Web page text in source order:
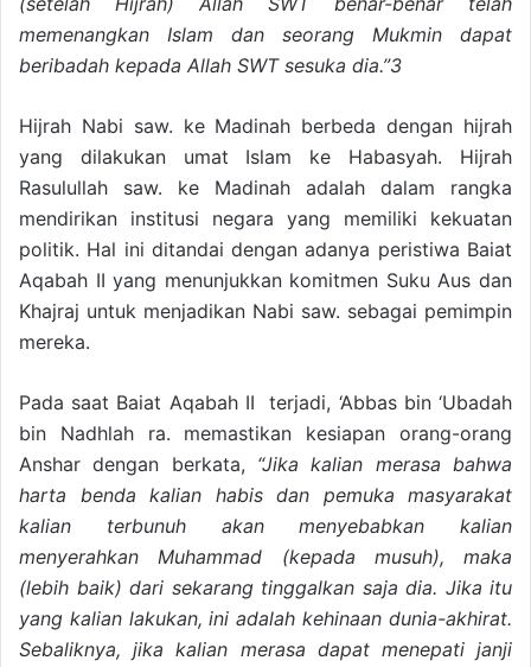
memenangkan Islam dan seorang Mukmin dapat
beribadah kepada Allah SWT sesuka dia.”3
Hijrah Nabi saw. ke Madinah berbeda dengan hijrah
yang dilakukan umat Islam ke Habasyah. Hijrah
Rasulullah saw. ke Madinah adalah dalam rangka
mendirikan institusi negara yang memiliki kekuatan
politik. Hal ini ditandai dengan adanya peristiwa Baiat
Aqabah II yang menunjukkan komitmen Suku Aus dan
Khajraj untuk menjadikan Nabi saw. sebagai pemimpin
mereka.
Pada saat Baiat Aqabah II terjadi, ‘Abbas bin ‘Ubadah
bin Nadhlah ra. memastikan kesiapan orang-orang
Anshar dengan berkata, “Jika kalian merasa bahwa
harta benda kalian habis dan pemuka masyarakat
kalian terbunuh akan menyebabkan kalian
menyerahkan Muhammad (kepada musuh), maka
(lebih baik) dari sekarang tinggalkan saja dia. Jika itu
yang kalian lakukan, ini adalah kehinaan dunia-akhirat.
Sebaliknya, jika kalian merasa dapat menepati janji